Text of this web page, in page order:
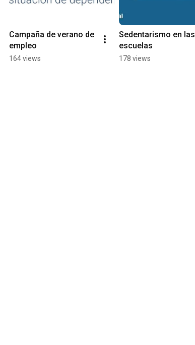
Campaña de verano de
empleo
164 views
Sedentarismo en las
escuelas
178 views